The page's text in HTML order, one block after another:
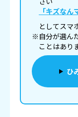
「キズなん
としてスマ
※自分が選ん
ことはあり
ひ